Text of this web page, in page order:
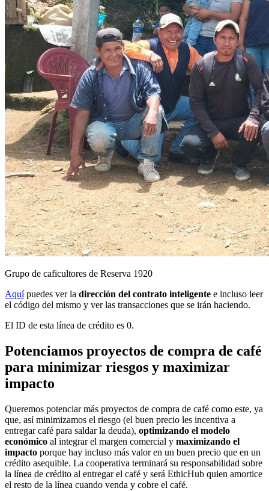
Grupo de caficultores de Reserva 1920
Aquípuedes ver la dirección del contrato inteligente e incluso leer
el código del mismo y ver las transacciones que se irán haciendo.
El ID de esta línea de crédito es 0.
Potenciamos proyectos de compra de café
para minimizar riesgos y maximizar
impacto
Queremos potenciar más proyectos de compra de café como este, ya
que, así minimizamos el riesgo (el buen precio les incentiva a
entregar café para saldar la deuda), optimizando el modelo
económico al integrar el margen comercial y maximizando el
impacto porque hay incluso más valor en un buen precio que en un
crédito asequible. La cooperativa terminará su responsabilidad sobre
la línea de crédito al entregar el café y será EthicHub quien amortice
el resto de la línea cuando venda y cobre el café.